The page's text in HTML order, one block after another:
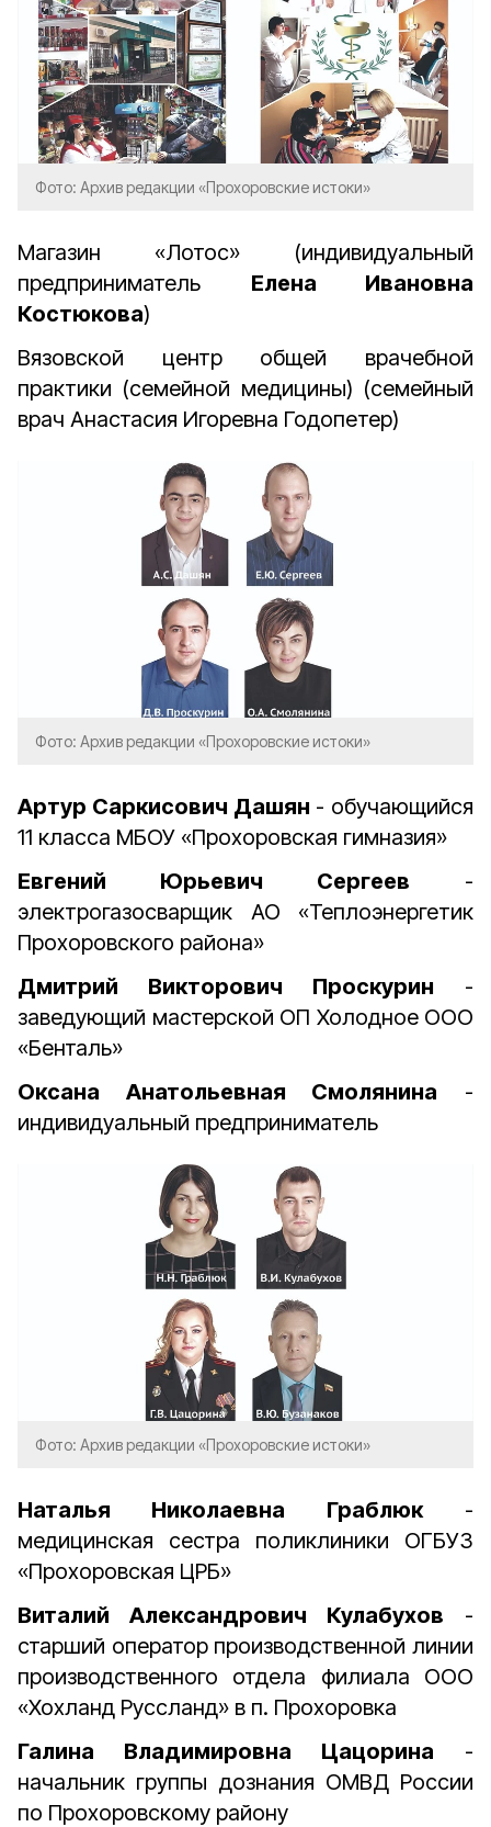
Фото: Архив редакции «Прохоровские истоки»
Магазин «Лотос» (индивидуальный
предприниматель Елена Ивановна
Костюкова)
Вязовской центр общей врачебной
практики (семейной медицины) (семейный
врач Анастасия Игоревна Годопетер)
Фото: Архив редакции «Прохоровские истоки»
Артур Саркисович Дашян - обучающийся
11 класса МБОУ «Прохоровская гимназия»
Евгений Юрьевич Сергеев -
электрогазосварщик АО «Теплоэнергетик
Прохоровского района»
Дмитрий Викторович Проскурин -
заведующий мастерской ОП Холодное ООО
«Бенталь»
Оксана Анатольевная Смолянина -
индивидуальный предприниматель
Фото: Архив редакции «Прохоровские истоки»
Наталья Николаевна Граблюк-
медицинская сестра поликлиники ОГБУЗ
«Прохоровская ЦРБ»
Виталий Александрович Кулабухов -
старший оператор производственной линии
производственного отдела филиала ООО
«Хохланд Руссланд» в п. Прохоровка
Галина Владимировна Цацорина -
начальник группы дознания ОМВД России
по Прохоровскому району